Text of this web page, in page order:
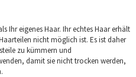
Ihr eigenes Haar. Ihr echtes Haar erhält
nicht möglich ist. Es ist daher
zu kümmern und
damit sie nicht trocken werden,